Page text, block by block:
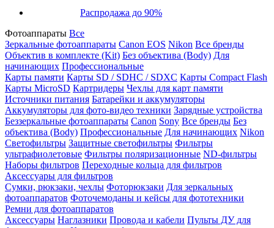
Распродажа до 90%
Фотоаппараты Все
Зеркальные фотоаппараты Canon EOS Nikon Все бренды
Объектив в комплекте (Kit) Без объектива (Body) Для
начинающих Профессиональные
Карты памяти Карты SD / SDHC / SDXC Карты Compact Flash
Карты MicroSD Картридеры Чехлы для карт памяти
Источники питания Батарейки и аккумуляторы
Аккумуляторы для фото-видео техники Зарядные устройства
Беззеркальные фотоаппараты Canon Sony Все бренды Без
объектива (Body) Профессиональные Для начинающих Nikon
Светофильтры Защитные светофильтры Фильтры
ультрафиолетовые Фильтры поляризационные ND-фильтры
Наборы фильтров Переходные кольца для фильтров
Аксессуары для фильтров
Сумки, рюкзаки, чехлы Фоторюкзаки Для зеркальных
фотоаппаратов Фоточемоданы и кейсы для фототехники
Ремни для фотоаппаратов
Аксессуары Наглазники Провода и кабели Пульты ДУ для